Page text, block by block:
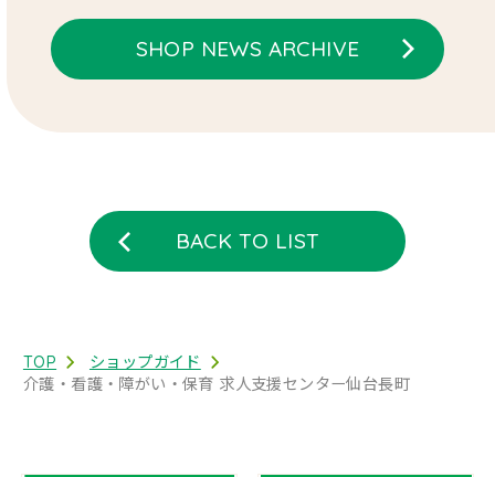
SHOP NEWS ARCHIVE
BACK TO LIST
TOP
ショップガイド
介護・看護・障がい・保育 求人支援センター仙台長町